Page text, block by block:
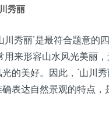
秀丽
川秀丽’是最符合题意的
用来形容山水风光美丽
的美好。因此，‘山川
表达自然景观的特点，